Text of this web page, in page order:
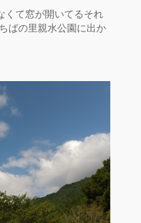
くて窓が開いてるそれ
ばの里親水公園に出か